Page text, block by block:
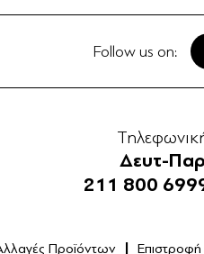
Follow us on:
Δευτ-
211 800
Προϊόντων